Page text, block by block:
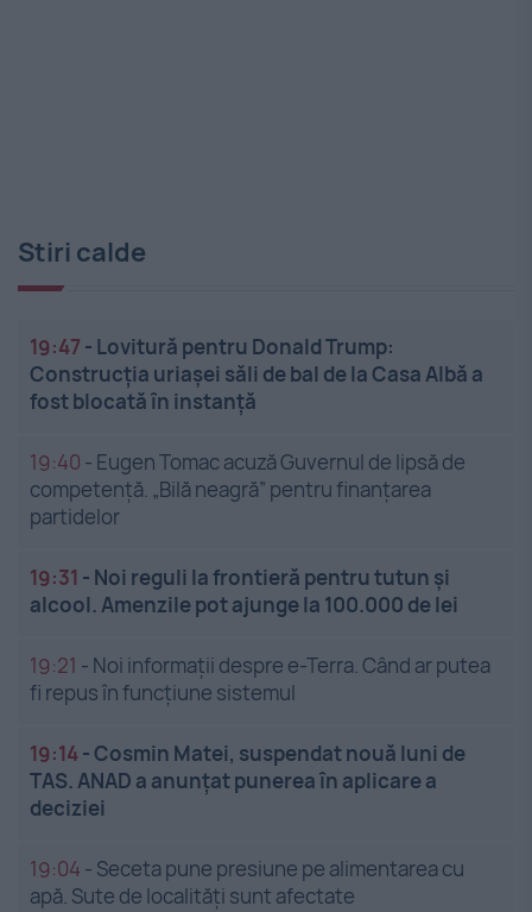
Stiri calde
19:47 - Lovitură pentru Donald Trump:
Construcția uriașei săli de bal de la Casa Albă a
fost blocată în instanță
19:40 - Eugen Tomac acuză Guvernul de lipsă de
competență. „Bilă neagră” pentru finanțarea
partidelor
19:31 - Noi reguli la frontieră pentru tutun și
alcool. Amenzile pot ajunge la 100.000 de lei
19:21 - Noi informații despre e-Terra. Când ar putea
fi repus în funcțiune sistemul
19:14-Cosmin Matei, suspendat nouă luni de
TAS. ANAD a anunțat punerea în aplicare a
deciziei
19:04 - Seceta pune presiune pe alimentarea cu
apă. Sute de localități sunt afectate